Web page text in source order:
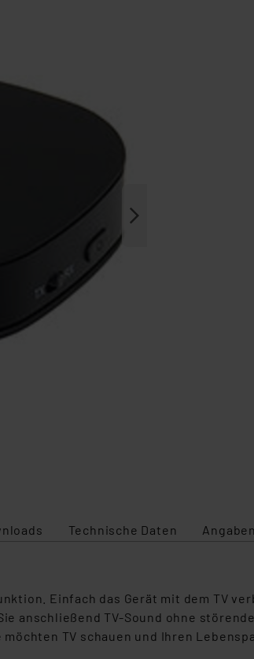
Technische Daten
Einfach das Gerät mit dem TV
anschließend TV-Sound ohne
TV schauen und Ihren